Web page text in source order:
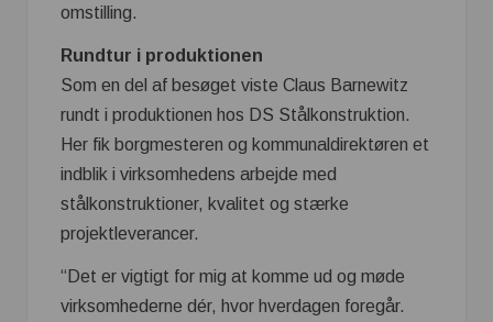
omstilling.
Rundtur i produktionen
Som en del af besøget viste Claus Barnewitz
rundt i produktionen hos DS Stålkonstruktion.
Her fik borgmesteren og kommunaldirektøren et
indblik i virksomhedens arbejde med
stålkonstruktioner, kvalitet og stærke
projektleverancer.
“Det er vigtigt for mig at komme ud og møde
virksomhederne dér, hvor hverdagen foregår.